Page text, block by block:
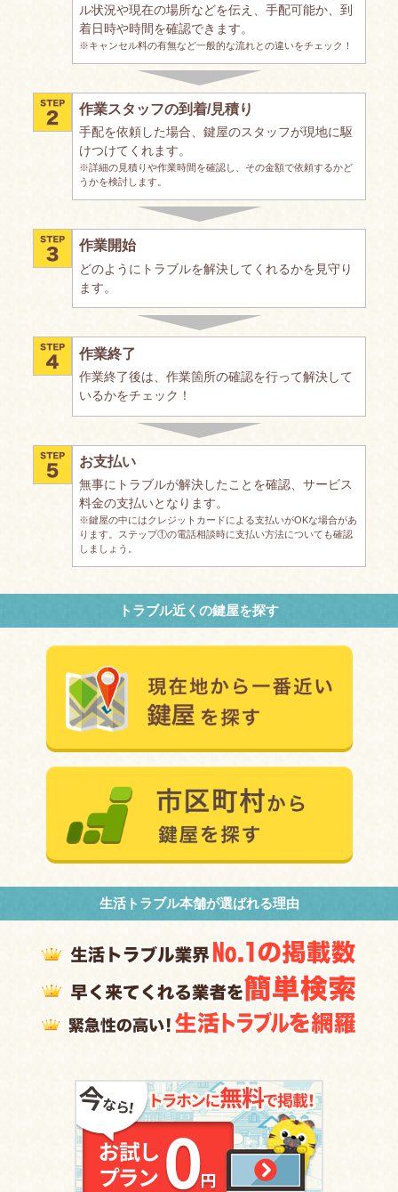
ル状況や現在の場所などを伝え、手配可能か、到
着日時や時間を確認できます。
※キャンセル料の有無など一般的な流れとの違いをチェック！
作業スタッフの到着/見積り
手配を依頼した場合、鍵屋のスタッフが現地に駆
けつけてくれます。
※詳細の見積りや作業時間を確認し、その金額で依頼するかど
うかを検討します。
作業開始
どのようにトラブルを解決してくれるかを見守り
ます。
作業終了
作業終了後は、作業箇所の確認を行って解決して
いるかをチェック！
お支払い
無事にトラブルが解決したことを確認、サービス
料金の支払いとなります。
※鍵屋の中にはクレジットカードによる支払いがOKな場合があ
ります。ステップ①の電話相談時に支払い方法についても確認
しましょう。
トラブル近くの鍵屋を探す
生活トラブル本舗が選ばれる理由